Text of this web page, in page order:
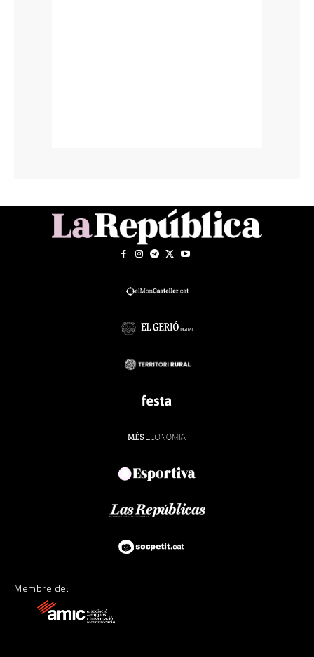
Membre de: